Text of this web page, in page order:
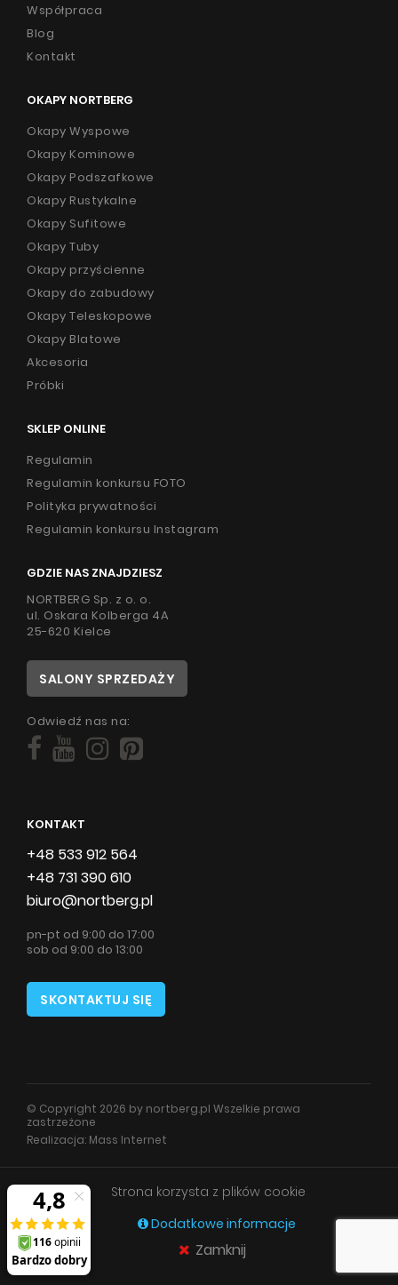
Współpraca
Blog
Kontakt
OKAPY NORTBERG
Okapy Wyspowe
Okapy Kominowe
Okapy Podszafkowe
Okapy Rustykalne
Okapy Sufitowe
Okapy Tuby
Okapy przyścienne
Okapy do zabudowy
Okapy Teleskopowe
Okapy Blatowe
Akcesoria
Próbki
SKLEP ONLINE
Regulamin
Regulamin konkursu FOTO
Polityka prywatności
Regulamin konkursu Instagram
GDZIE NAS ZNAJDZIESZ
NORTBERG Sp. z o. o.
ul. Oskara Kolberga 4A
25-620 Kielce
SALONY SPRZEDAŻY
Odwiedź nas na:
KONTAKT
+48 533 912 564
+48 731 390 610
biuro@nortberg.pl
pn-pt od 9:00 do 17:00
sob od 9:00 do 13:00
SKONTAKTUJ SIĘ
© Copyright 2026 by nortberg.pl Wszelkie prawa
zastrzeżone
Realizacja: Mass Internet
Strona korzysta z plików cookie
Dodatkowe informacje
Zamknij